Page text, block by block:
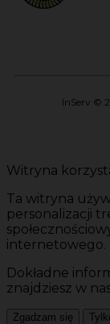
InServ ©
Witryna
Ta witryna
personalizacji
internetowego.
Dokładne
znajdziesz w
Zgadzam się